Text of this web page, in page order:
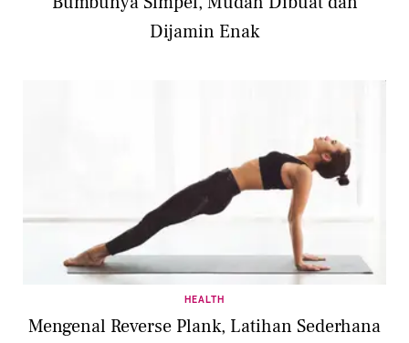
Dijamin Enak
HEALTH
Mengenal Reverse Plank, Latihan Sederhana